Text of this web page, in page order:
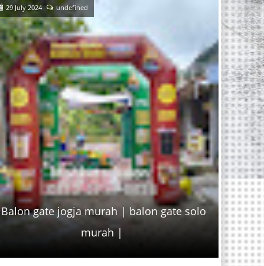
Balon gate jogja murah | balon gate solo
murah |
29 July 2024 undefined 29 July